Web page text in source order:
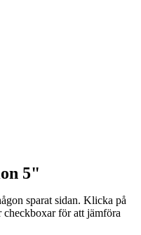
5"
sparat sidan. Klicka på
för att jämföra